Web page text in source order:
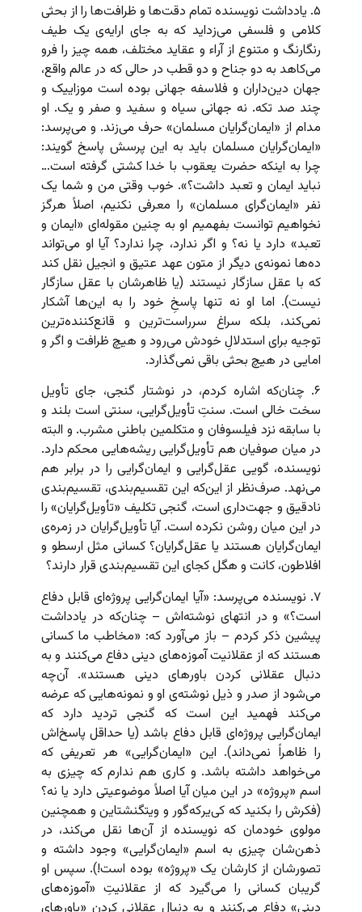
۵. یادداشت نویسنده تمام دقت‌ها و ظرافت‌ها را از بحثی
کلامی و فلسفی می‌زداید که به جای ارایه‌ی یک طیف
رنگارنگ و متنوع از آراء و عقاید مختلف، همه چیز را فرو
می‌کاهد به دو جناح و دو قطب در حالی که در عالم واقع،
جهان دین‌داران و فلاسفه جهانی بوده است موزاییک و
چند صد تکه. نه جهانی سیاه و سفید و صفر و یک. او
مدام از «ایمان‌گرایان مسلمان» حرف می‌زند. و می‌پرسد:
«ایمان‌گرایان مسلمان باید به این پرسش پاسخ گویند:
چرا به اینکه حضرت یعقوب با خدا کشتی گرفته است…
نباید ایمان و تعبد داشت؟». خوب وقتی من و شما یک
نفر «ایمان‌گرای مسلمان» را معرفی نکنیم، اصلاً هرگز
نخواهیم توانست بفهمیم او به چنین مقوله‌ای «ایمان و
تعبد» دارد یا نه؟ و اگر ندارد، چرا ندارد؟ آیا او می‌تواند
ده‌ها نمونه‌ی دیگر از متون عهد عتیق و انجیل نقل کند
که با عقل سازگار نیستند (یا ظاهرشان با عقل سازگار
نیست). اما او نه تنها پاسخِ خود را به این‌ها آشکار
نمی‌کند، بلکه سراغ سرراست‌ترین و قانع‌کننده‌ترین
توجیه برای استدلالِ خودش می‌رود و هیچ ظرافت و اگر و
امایی در هیچ بحثی باقی نمی‌گذارد.
۶. چنان‌‌که اشاره کردم، در نوشتار گنجی، جای تأویل
سخت خالی است. سنتِ تأویل‌گرایی، سنتی است بلند و
با سابقه نزد فیلسوفان و متکلمین باطنی مشرب. و البته
در میان صوفیان هم تأویل‌گرایی ریشه‌هایی محکم دارد.
نویسنده، گویی عقل‌گرایی و ایمان‌گرایی را در برابر هم
می‌نهد. صرف‌نظر از این‌که این تقسیم‌بندی، تقسیم‌بندی
نادقیق و جهت‌داری است، گنجی تکلیف «تأویل‌گرایان» را
در این میان روشن نکرده است. آیا تأویل‌گرایان در زمره‌ی
ایمان‌گرایان هستند یا عقل‌گرایان؟ کسانی مثل ارسطو و
افلاطون، کانت و هگل کجای این تقسیم‌بندی قرار دارند؟
۷. نویسنده می‌پرسد: «آیا ایمان‌گرایی پروژه‌ای قابل دفاع
است؟» و در انتهای نوشته‌اش – چنان‌که در یادداشت
پیشین ذکر کردم – باز می‌آورد که: «مخاطب ما کسانی
هستند که از عقلانیت آموزه‌های دینی دفاع می‌کنند و به
دنبال عقلانی کردن باورهای دینی هستند». آن‌چه
می‌شود از صدر و ذیل نوشته‌ی او و نمونه‌هایی که عرضه
می‌کند فهمید این است که گنجی تردید دارد که
ایمان‌گرایی پروژه‌ای قابل دفاع باشد (یا حداقل پاسخ‌اش
را ظاهراً نمی‌داند). این «ایمان‌گرایی» هر تعریفی که
می‌خواهد داشته باشد. و کاری هم ندارم که چیزی به
اسم «پروژه» در این میان آیا اصلاً موضوعیتی دارد یا نه؟
(فکرش را بکنید که کی‌یر‌که‌گور و ویتگنشتاین و همچنین
مولوی خودمان که نویسنده از آن‌ها نقل می‌کند، در
ذهن‌شان چیزی به اسم «ایمان‌گرایی» وجود داشته و
تصورشان از کارشان یک «پروژه» بوده است!). سپس او
گریبان کسانی را می‌گیرد که از عقلانیتِ «آموزه‌های